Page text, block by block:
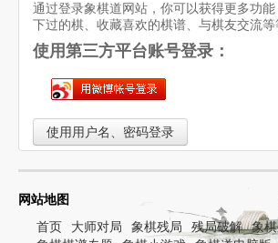
残局破解
象棋小游戏
通过登录象棋道网站，你可以获得更多功
下过的棋、收藏喜欢的棋谱、与棋友交流等
使用第三方平台账号登录：
使用用户名、密码登录
网站地图
首页
大师对局 象棋残局 残局破解
象